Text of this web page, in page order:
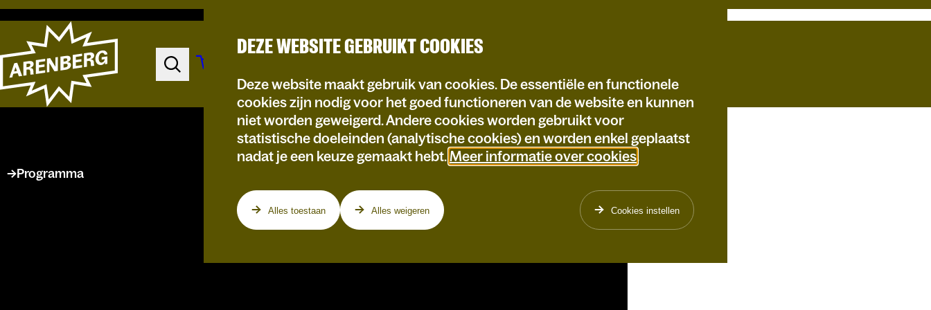
DEZE WEBSITE GEBRUIKT COOKIES
Deze website maakt gebruik van cookies. De essentiële en functionele
cookies zijn nodig voor het goed functioneren van de website en kunnen
niet worden geweigerd. Andere cookies worden gebruikt voor
statistische doeleinden (analytische cookies) en worden enkel geplaatst
nadat je een keuze gemaakt hebt.Meer informatie over cookies.
Alles toestaan Alles weigeren Cookies instellen
Programma